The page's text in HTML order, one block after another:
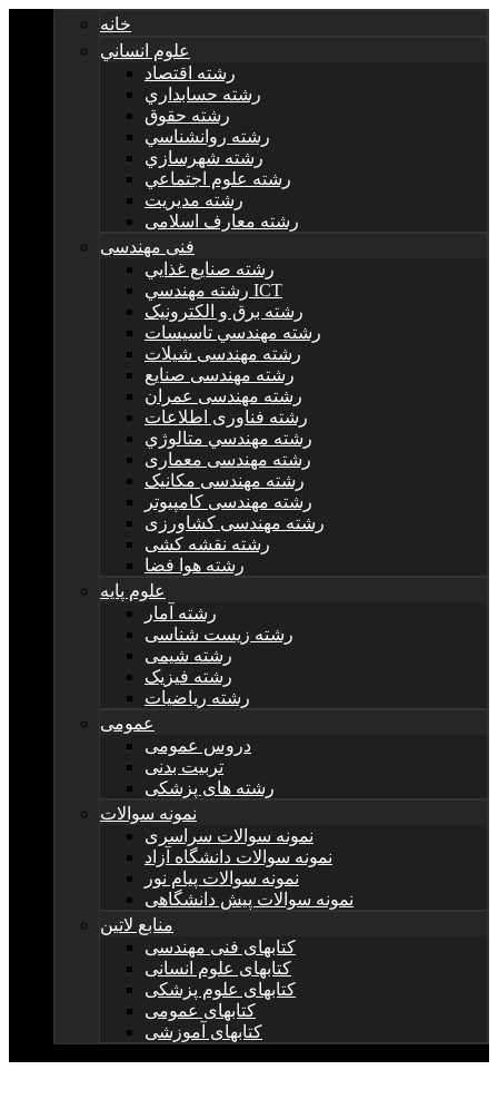
خانه
علوم انساني
رشته اقتصاد
رشته حسابداري
رشته حقوق
رشته روانشناسي
رشته شهرسازي
رشته علوم اجتماعي
رشته مديريت
رشته معارف اسلامی
فنی مهندسی
رشته صنايع غذايي
رشته مهندسي ICT
رشته برق و الکترونيک
رشته مهندسي تاسيسات
رشته مهندسی شیلات
رشته مهندسی صنایع
رشته مهندسی عمران
رشته فناوری اطلاعات
رشته مهندسي متالوژي
رشته مهندسی معماری
رشته مهندسی مکانیک
رشته مهندسی کامپیوتر
رشته مهندسی کشاورزی
رشته نقشه کشی
رشته هوا فضا
علوم پایه
رشته آمار
رشته زیست شناسی
رشته شیمی
رشته فیزیک
رشته ریاضیات
عمومی
دروس عمومی
تربیت بدنی
رشته های پزشکی
نمونه سوالات
نمونه سوالات سراسری
نمونه سوالات دانشگاه آزاد
نمونه سوالات پیام نور
نمونه سوالات پیش دانشگاهی
منابع لاتین
کتابهای فنی مهندسی
کتابهای علوم انسانی
کتابهای علوم پزشکی
کتابهای عمومی
کتابهای آموزشی